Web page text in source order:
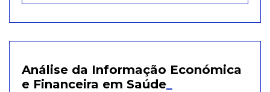
Análise da Informação Económica
e Financeira em Saúde